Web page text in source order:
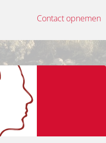
Contact opnemen